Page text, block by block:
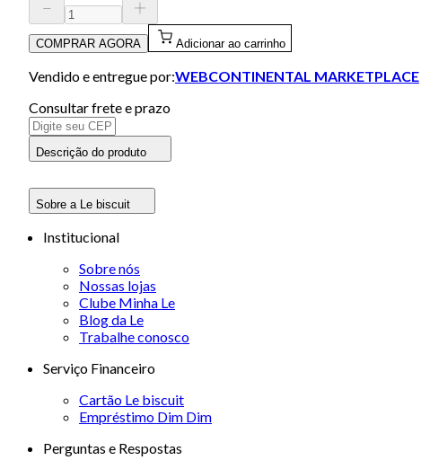
COMPRAR AGORA Adicionar ao carrinho
Vendido e entregue por:WEBCONTINENTAL MARKETPLACE
Consultar frete e prazo
Descrição do produto
Sobre a Le biscuit
Institucional
Sobre nós
Nossas lojas
Clube Minha Le
Blog da Le
Trabalhe conosco
Serviço Financeiro
Cartão Le biscuit
Empréstimo Dim Dim
Perguntas e Respostas